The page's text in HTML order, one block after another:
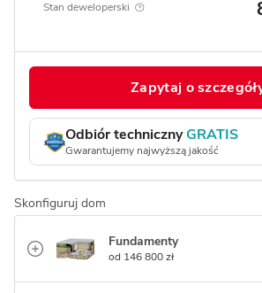
Stan deweloperski
Zapytaj o
Odbiór technicznyGRATIS
Gwarantujemy najwyższą jakość
Skonfiguruj dom
Fundamenty
od 146 800 zł